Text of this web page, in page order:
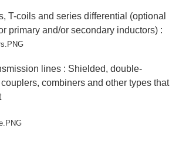
T-coils and series differential (optional
primary and/or secondary inductors) :
lines : Shielded, double-
combiners and other types that